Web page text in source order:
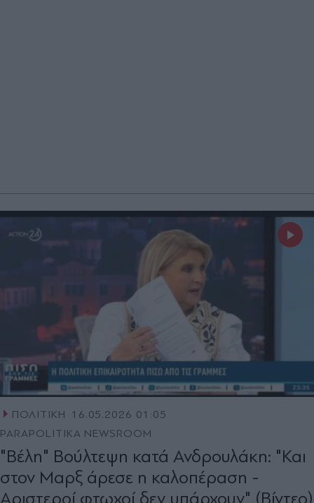
ΠΟΛΙΤΙΚΗ
16.05.2026 01:05
PARAPOLITIKA NEWSROOM
"Βέλη" Βούλτεψη κατά Ανδρουλάκη: "Και
στον Μαρξ άρεσε η καλοπέραση -
Αριστεροί φτωχοί δεν υπάρχουν" (Βίντεο)